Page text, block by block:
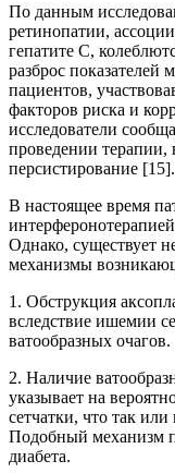
По данным
ретинопатии,
гепатите С,
разброс показателей
пациентов,
факторов риска и
исследователи
проведении терапии,
персистирование [15].
В настоящее время
Однако, существует
механизмы
1. Обструкция
вследствие ишемии
ватообразных очагов.
2. Наличие
указывает на
сетчатки, что так
Подобный механизм
диабета.